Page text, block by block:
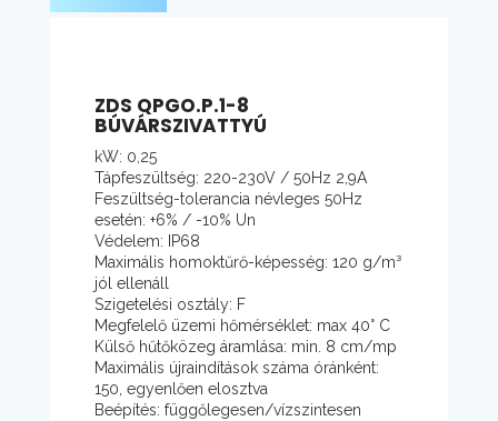
ZDS QPGO.P.1-8
BÚVÁRSZIVATTYÚ
kW: 0,25
Tápfeszültség: 220-230V / 50Hz 2,9A
Feszültség-tolerancia névleges 50Hz
esetén: +6% / -10% Un
Védelem: IP68
Maximális homoktűrő-képesség: 120 g/m³
jól ellenáll
Szigetelési osztály: F
Megfelelő üzemi hőmérséklet: max 40° C
Külső hűtőközeg áramlása: min. 8 cm/mp
Maximális újraindítások száma óránként:
150, egyenlően elosztva
Beépítés: függőlegesen/vízszintesen